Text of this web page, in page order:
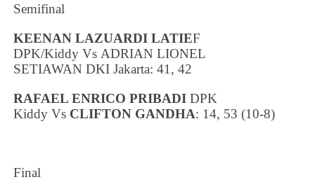
Semifinal
KEENAN LAZUARDI LATIEF
DPK/KiddyVs ADRIAN LIONEL
SETIAWAN DKI Jakarta: 41, 42
RAFAEL ENRICO PRIBADI DPK
KiddyVs CLIFTON GANDHA: 14, 53 (10-8)
Final